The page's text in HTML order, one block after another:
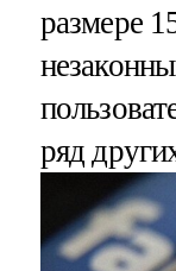
размере
ряд